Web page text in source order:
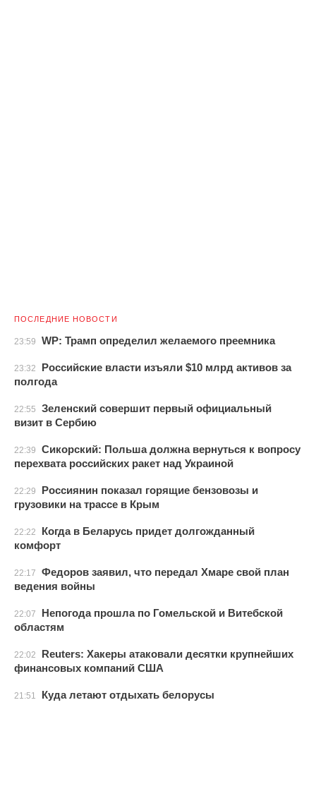
ПОСЛЕДНИЕ НОВОСТИ
23:59 WP: Трамп определил желаемого преемника
23:32
Российские власти изъяли $10 млрд активов за
полгода
22:55
Зеленский совершит первый официальный
визит в Сербию
22:39
Сикорский: Польша должна вернуться к вопросу
перехвата российских ракет над Украиной
22:29
Россиянин показал горящие бензовозы и
грузовики на трассе в Крым
22:22
Когда в Беларусь придет долгожданный
комфорт
22:17
Федоров заявил, что передал Хмаре свой план
ведения войны
22:07
Непогода прошла по Гомельской и Витебской
областям
22:02
Reuters: Хакеры атаковали десятки крупнейших
финансовых компаний США
21:51 Куда летают отдыхать белорусы